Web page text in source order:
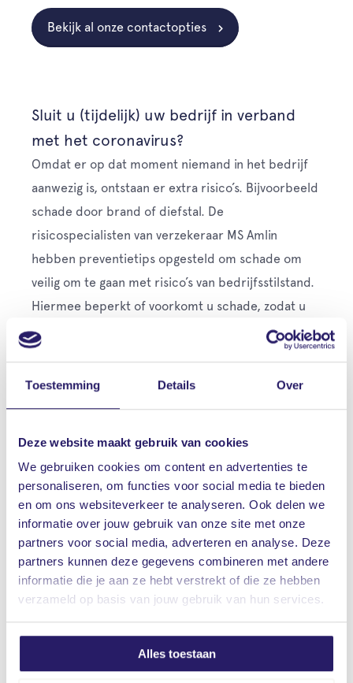
Toestemming Details Over
Deze website maakt gebruik van cookies
We gebruiken cookies om content en advertenties te
personaliseren, om functies voor social media te bieden
en om ons websiteverkeer te analyseren. Ook delen we
informatie over jouw gebruik van onze site met onze
partners voor social media, adverteren en analyse. Deze
partners kunnen deze gegevens combineren met andere
informatie die je aan ze hebt verstrekt of die ze hebben
verzameld op basis van jouw gebruik van hun services.
Alles toestaan
Bekijk al onze contactopties
Sluit u (tijdelijk) uw bedrijf in verband
met het coronavirus?
Omdat er op dat moment niemand in het bedrijf
aanwezig is, ontstaan er extra risico’s. Bijvoorbeeld
schade door brand of diefstal. De
risicospecialisten van verzekeraar MS Amlin
hebben preventietips opgesteld om schade om
veilig om te gaan met risico’s van bedrijfsstilstand.
Hiermee beperkt of voorkomt u schade, zodat u
weer snel kunt opstarten.
Download preventietips bij bedrijfsstilstand
Coronavirus en aansprakelijkheid
Waar moet u als ondernemer rekening mee
houden als het gaat om
(werkgevers)aansprakelijkheid en contractuele
aansprakelijkheid? En wat kunnen de gevolgen zijn
voor uw aansprakelijkheid als bestuurder?
Verzekeraar Concordia de Keizer heeft een